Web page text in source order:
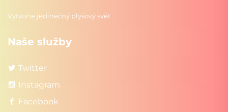
Vytvořte jedinečný plyšový svět
Naše služby
Twitter
Instagram
Facebook